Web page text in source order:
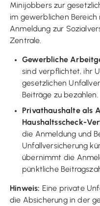
Minijobbers zur
im gewerblichen
Anmeldung zur
Zentrale.
Gewerbliche
sind verpflichtet, ihr
gesetzlichen
Beiträge zu bezahlen.
Privathaushalte als
Haushaltsscheck-
die Anmeldung und
Unfallversicherung
übernimmt die
pünktliche
Hinweis: Eine private
die Absicherung in der